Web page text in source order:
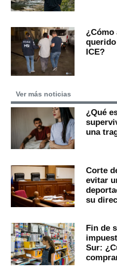
¿Cómo
ICE?
Ver más noticias
¿Qué
una
Corte
evitar
su
Fin de
Sur: